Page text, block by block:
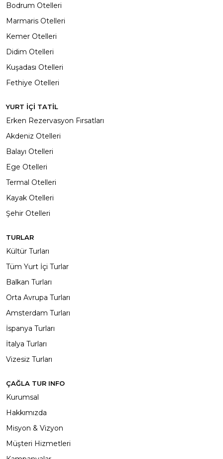
Bodrum Otelleri
Marmaris Otelleri
Kemer Otelleri
Didim Otelleri
Kuşadası Otelleri
Fethiye Otelleri
YURT İÇİ TATİL
Erken Rezervasyon Fırsatları
Akdeniz Otelleri
Balayı Otelleri
Ege Otelleri
Termal Otelleri
Kayak Otelleri
Şehir Otelleri
TURLAR
Kültür Turları
Tüm Yurt İçi Turlar
Balkan Turları
Orta Avrupa Turları
Amsterdam Turları
İspanya Turları
İtalya Turları
Vizesiz Turları
ÇAĞLA TUR INFO
Kurumsal
Hakkımızda
Misyon & Vizyon
Müşteri Hizmetleri